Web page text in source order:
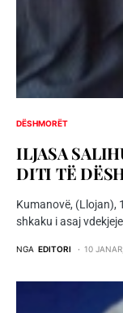
DËSHMORËT
ILJASA
DITI TË
Kumanovë, (Llojan),
shkaku i asaj
NGA EDITORI 10